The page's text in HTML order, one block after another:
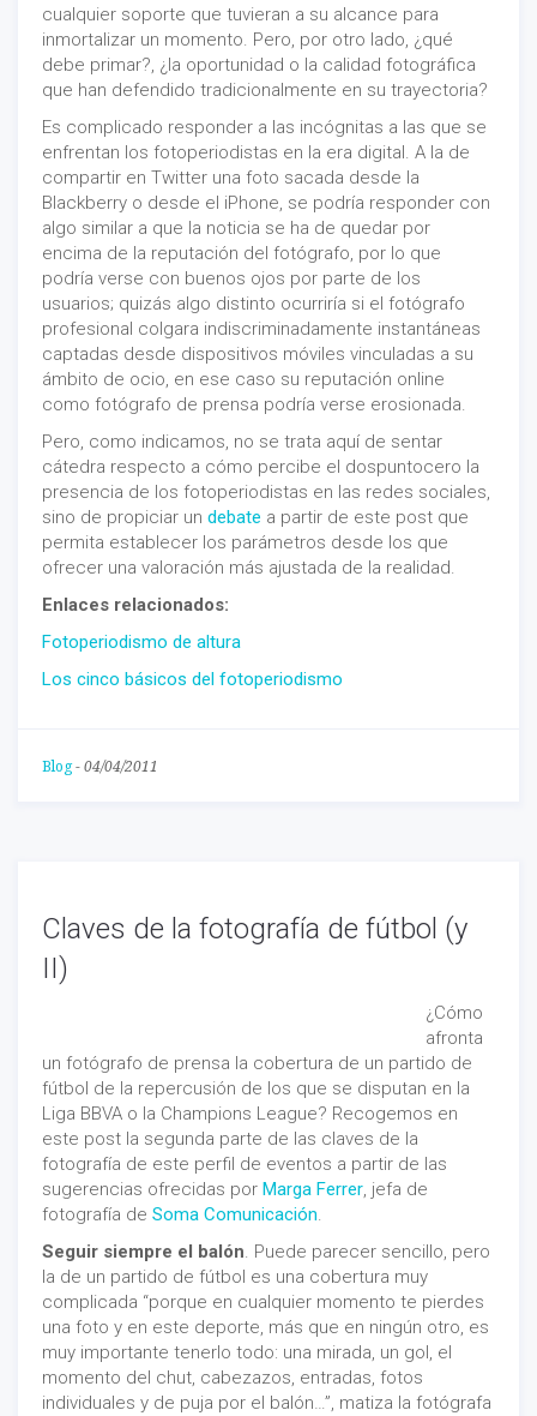
cualquier soporte que tuvieran a su alcance para
inmortalizar un momento. Pero, por otro lado, ¿qué
debe primar?, ¿la oportunidad o la calidad fotográfica
que han defendido tradicionalmente en su trayectoria?
Es complicado responder a las incógnitas a las que se
enfrentan los fotoperiodistas en la era digital. A la de
compartir en Twitter una foto sacada desde la
Blackberry o desde el iPhone, se podría responder con
algo similar a que la noticia se ha de quedar por
encima de la reputación del fotógrafo, por lo que
podría verse con buenos ojos por parte de los
usuarios; quizás algo distinto ocurriría si el fotógrafo
profesional colgara indiscriminadamente instantáneas
captadas desde dispositivos móviles vinculadas a su
ámbito de ocio, en ese caso su reputación online
como fotógrafo de prensa podría verse erosionada.
Pero, como indicamos, no se trata aquí de sentar
cátedra respecto a cómo percibe el dospuntocero la
presencia de los fotoperiodistas en las redes sociales,
sino de propiciar un debate a partir de este post que
permita establecer los parámetros desde los que
ofrecer una valoración más ajustada de la realidad.
Enlaces relacionados:
Fotoperiodismo de altura
Los cinco básicos del fotoperiodismo
Blog- 04/04/2011
Claves de la fotografía de fútbol (y
II)
¿Cómo
afronta
un fotógrafo de prensa la cobertura de un partido de
fútbol de la repercusión de los que se disputan en la
Liga BBVA o la Champions League? Recogemos en
este post la segunda parte de las claves de la
fotografía de este perfil de eventos a partir de las
sugerencias ofrecidas por Marga Ferrer, jefa de
fotografía de Soma Comunicación.
Seguir siempre el balón. Puede parecer sencillo, pero
la de un partido de fútbol es una cobertura muy
complicada “porque en cualquier momento te pierdes
una foto y en este deporte, más que en ningún otro, es
muy importante tenerlo todo: una mirada, un gol, el
momento del chut, cabezazos, entradas, fotos
individuales y de puja por el balón…”, matiza la fotógrafa